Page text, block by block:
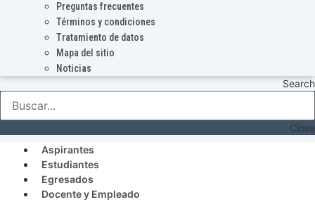
Preguntas frecuentes
Términos y condiciones
Tratamiento de datos
Mapa del sitio
Noticias
Search
Close
Aspirantes
Estudiantes
Egresados
Docente y Empleado